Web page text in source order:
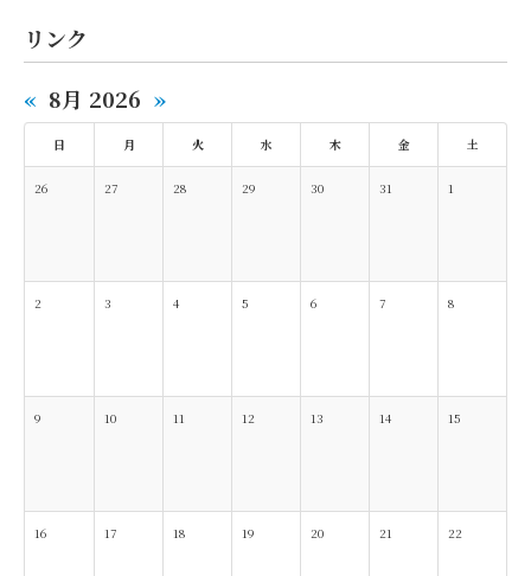
リンク
« 8月 2026 »
日 月 火 水 木 金 土
26 27 28 29 30 31 1
2 3 4 5 6 7 8
9 10 11 12 13 14 15
16 17 18 19 20 21 22